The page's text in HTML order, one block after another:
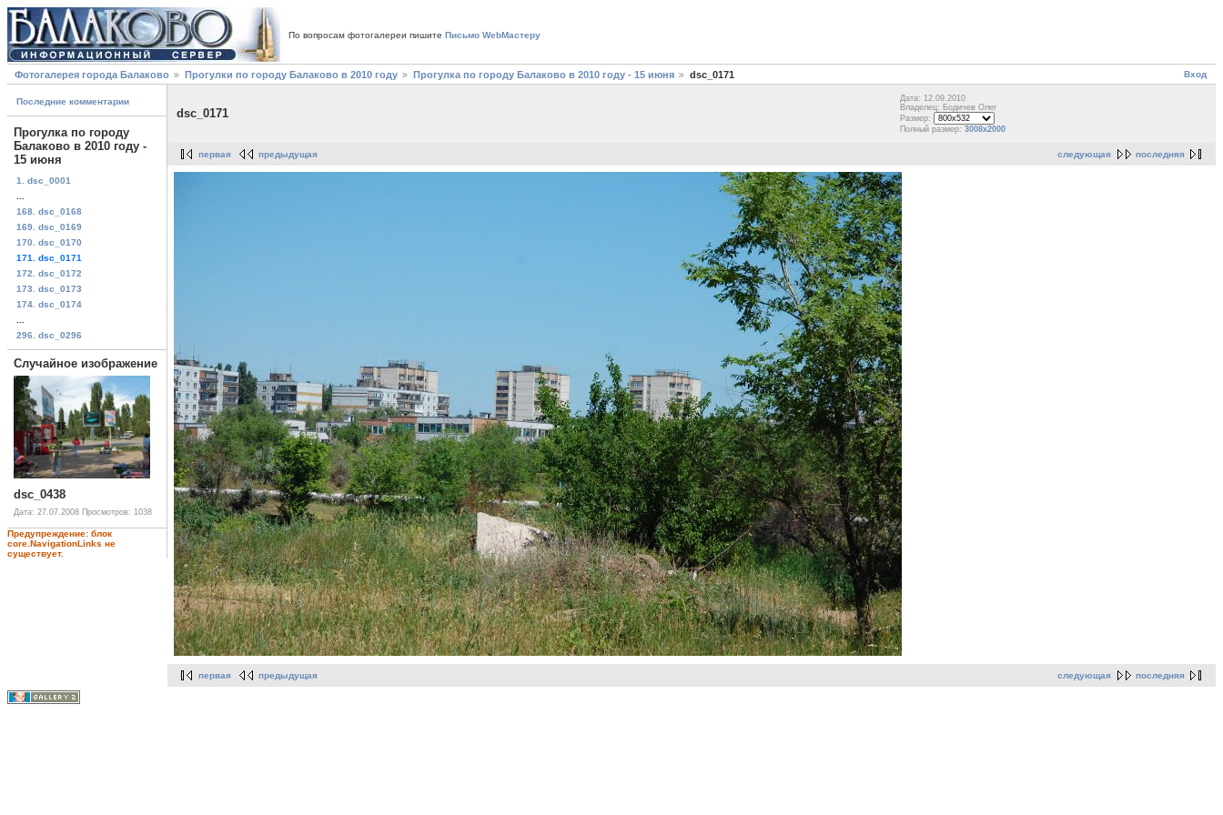
По вопросам фотогалереи пишите Письмо WebМастеру
Вход
Фотогалерея города Балаково Прогулки по городу Балаково в 2010 году Прогулка по городу Балаково в 2010 году - 15 июня dsc_0171
Последние комментарии
Прогулка по городу
Балаково в 2010 году -
15 июня
1. dsc_0001
168. dsc_0168
169. dsc_0169
170. dsc_0170
171. dsc_0171
172. dsc_0172
173. dsc_0173
174. dsc_0174
296. dsc_0296
Случайное изображение
dsc_0438
Дата: 27.07.2008 Просмотров: 1038
Предупреждение: блок
core.NavigationLinks не
существует.
dsc_0171
Дата: 12.09.2010
Владелец: Бодичев Олег
Размер:
Полный размер: 3008x2000
следующая последняя
первая предыдущая
следующая последняя
первая предыдущая